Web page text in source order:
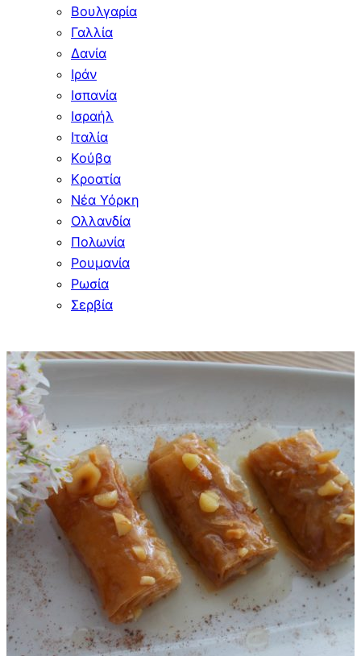
Βουλγαρία
Γαλλία
Δανία
Ιράν
Ισπανία
Ισραήλ
Ιταλία
Κούβα
Κροατία
Νέα Υόρκη
Ολλανδία
Πολωνία
Ρουμανία
Ρωσία
Σερβία